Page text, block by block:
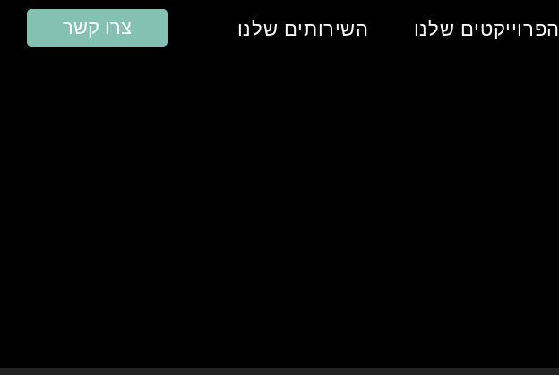
הפרוייקטים שלנו השירותים שלנו צרו קשר